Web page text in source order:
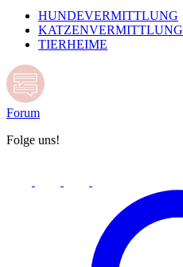
HUNDEVERMITTLUNG
KATZENVERMITTLUNG
TIERHEIME
Forum
Folge uns!